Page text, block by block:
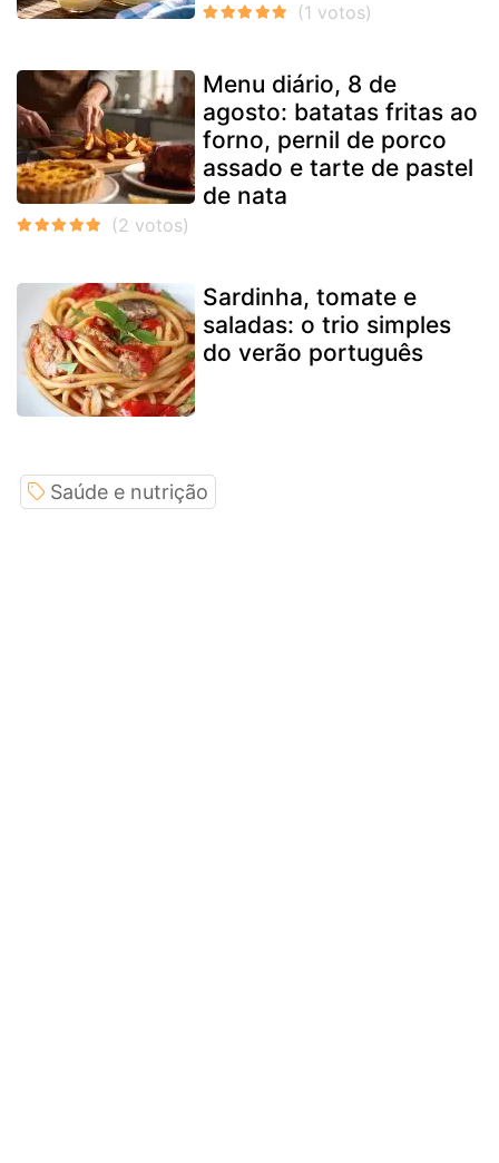
Menu diário, 8 de
agosto: batatas fritas ao
forno, pernil de porco
assado e tarte de pastel
de nata
Sardinha, tomate e
saladas: o trio simples
do verão português
Saúde e nutrição